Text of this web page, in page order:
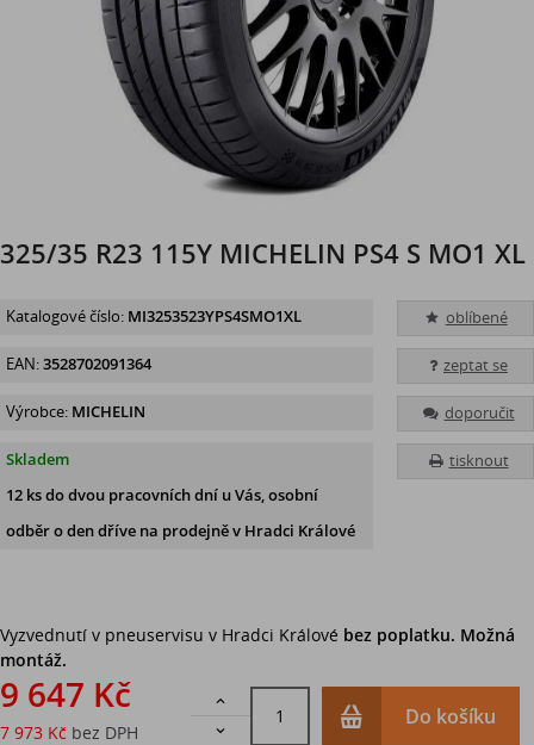
325/35 R23 115Y MICHELIN PS4 S MO1 XL
oblíbené
zeptat se
doporučit
tisknout
Katalogové číslo: MI3253523YPS4SMO1XL
EAN:3528702091364
Výrobce: MICHELIN
Skladem
12 ksdo dvou pracovních dní u Vás, osobní
odběr o den dříve na prodejně v Hradci Králové
Vyzvednutí v pneuservisu v Hradci Králové bez poplatku. Možná
montáž.
9 647 Kč
7 973 Kč bez DPH


Do košíku